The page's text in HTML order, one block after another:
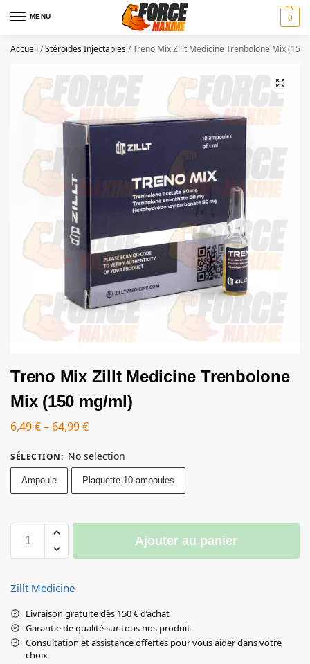
MENU 0
Accueil /Stéroïdes Injectables/Treno Mix Zillt Medicine Trenbolone Mix (150
Treno Mix Zillt Medicine Trenbolone
Mix (150 mg/ml)
6,49€– 64,99€
SÉLECTION: No selection
Ampoule Plaquette 10 ampoules
Ajouter au panier
Zillt Medicine
Livraison gratuite dès 150 € d’achat
Garantie de qualité sur tous nos produit
Consultation et assistance offertes pour vous aider dans votre
choix